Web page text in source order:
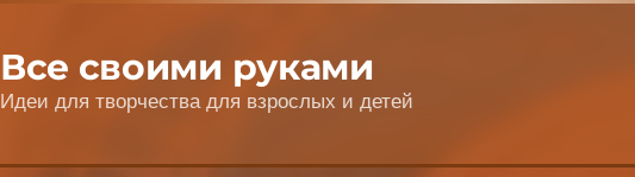
Все своими руками
Идеи для творчества для взрослых и детей